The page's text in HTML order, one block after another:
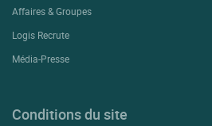
Affaires & Groupes
Logis Recrute
Média-Presse
Conditions du site